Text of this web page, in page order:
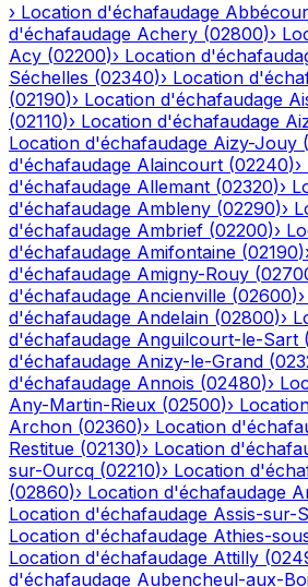
› Location d'échafaudage
d'échafaudage Achery (02800)›
Acy (02200)› Location
Séchelles (02340)› Location
(02190)› Location d'échafaudage
(02110)› Location d'échafaudage
Location d'échafaudage Aizy-Jouy (
d'échafaudage Alaincourt (02240)›
d'échafaudage Allemant (02320)›
d'échafaudage Ambleny (02290)›
d'échafaudage Ambrief (02200)›
d'échafaudage Amifontaine (02190)
d'échafaudage Amigny-Rouy (
d'échafaudage Ancienville (02600)›
d'échafaudage Andelain (02800)›
d'échafaudage Anguilcourt-le-Sart (
d'échafaudage Anizy-le-Grand (
d'échafaudage Annois (02480)›
Any-Martin-Rieux (02500)›
Archon (02360)› Location
Restitue (02130)› Location
sur-Ourcq (02210)› Location
(02860)› Location d'échafaudage
Location d'échafaudage Assis-sur-
Location d'échafaudage Athies-
Location d'échafaudage Attilly (
d'échafaudage Aubencheul-aux-